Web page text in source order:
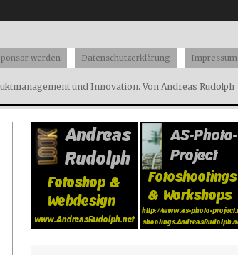
und Innovation. Von Andreas Rudolph
werden Datenschutzerklärung Impressum